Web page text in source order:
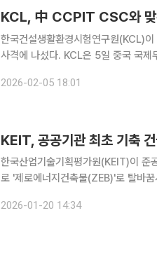
KCL, 中 CCPIT CSC와 맞
한국건설생활환경시험연구원(KCL)
사격에 나섰다. KCL은 5일 중국 국제무역촉진위원회 상업업종위원회(CCPIT CSC)와 글로벌 품
CSC는 CCPIT 산하 비정부 상업·경
2026-02-05 18:01
KEIT, 공공기관 최초 기축
한국산업기술기획평가원(KEIT)이 준
로 '제로에너지건축물(ZEB)'로 탈바꿈시켰다. KEIT는 20일 대구 본원 건물에 대
건물이 업무 환경을 유지하면서 ZEB
2026-01-20 14:34